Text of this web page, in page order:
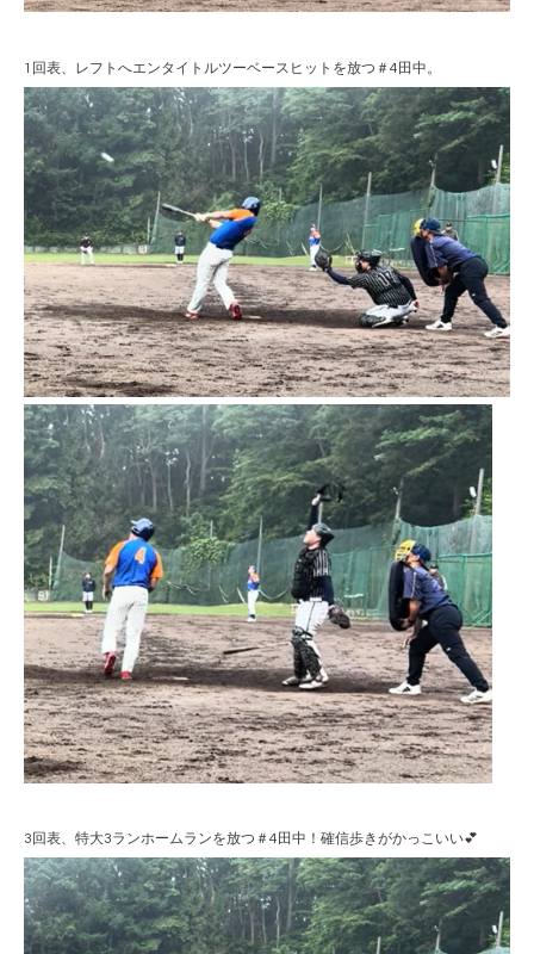
1回表、レフトへエンタイトルツーベースヒットを放つ＃4田中。
3回表、特大3ランホームランを放つ＃4田中！確信歩きがかっこいい💕